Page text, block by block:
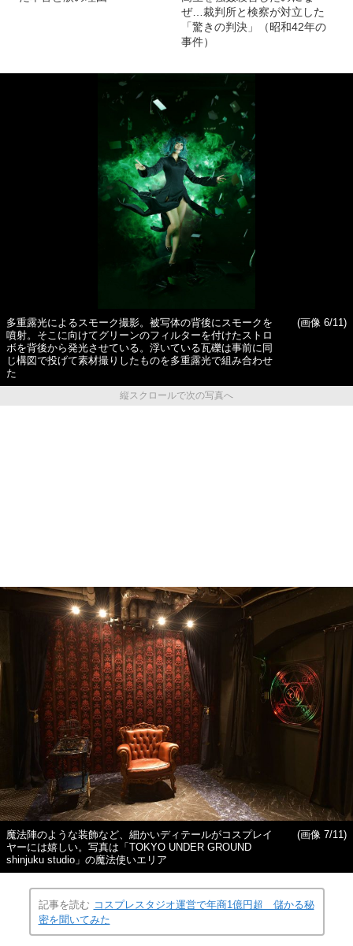
ぜ…裁判所と検察が対立した
「驚きの判決」（昭和42年の
事件）
多重露光によるスモーク撮影。被写体の背後にスモークを
噴射。そこに向けてグリーンのフィルターを付けたストロ
ボを背後から発光させている。浮いている瓦礫は事前に同
じ構図で投げて素材撮りしたものを多重露光で組み合わせ
た
(画像 6/11)
縦スクロールで次の写真へ
魔法陣のような装飾など、細かいディテールがコスプレイ
ヤーには嬉しい。写真は「TOKYO UNDER GROUND
shinjuku studio」の魔法使いエリア
(画像 7/11)
記事を読む コスプレスタジオ運営で年商1億円超 儲かる秘
密を聞いてみた